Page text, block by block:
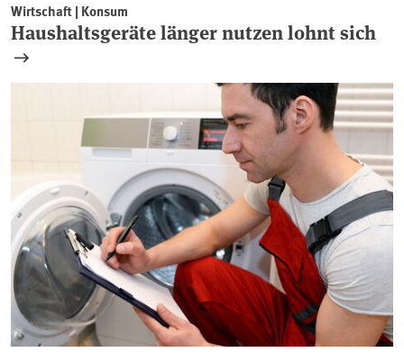
Wirtschaft | Konsum
Haushaltsgeräte länger nutzen lohnt sich